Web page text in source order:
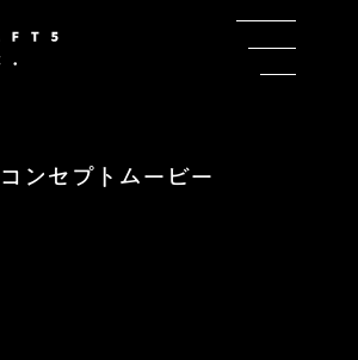
ンセプトムービー